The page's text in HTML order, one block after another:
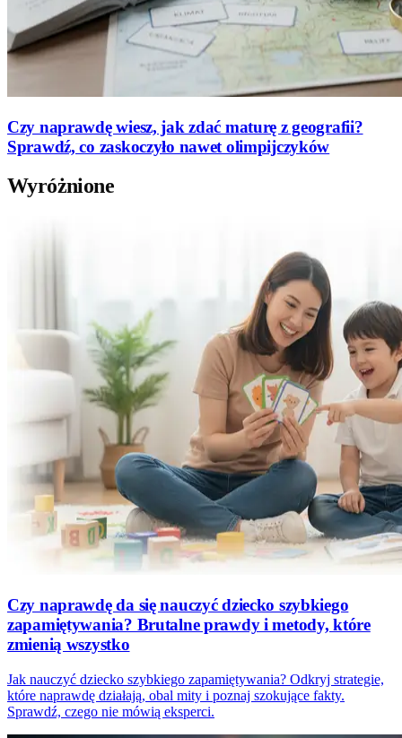
Czy naprawdę wiesz, jak zdać maturę z geografii?
Sprawdź, co zaskoczyło nawet olimpijczyków
Wyróżnione
Czy naprawdę da się nauczyć dziecko szybkiego
zapamiętywania? Brutalne prawdy i metody, które
zmienią wszystko
Jak nauczyć dziecko szybkiego zapamiętywania? Odkryj strategie,
które naprawdę działają, obal mity i poznaj szokujące fakty.
Sprawdź, czego nie mówią eksperci.